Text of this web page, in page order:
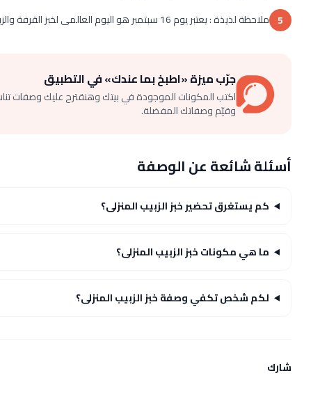
5 ملاحظة لذيذة : يعتبر يوم 16 سبتمبر هو اليوم العالمى لخبز القرفة والزبيب .
جرّب ميزة «اطبخ بما عندك» في التطبيق
اكتب المكونات الموجودة في بيتك وهنقترح عليك وصفات
وقيّم وصفاتك المفضلة.
أسئلة شائعة عن الوصفة
كم يستغرق تحضير خبز الزبيب المنزلى؟
ما هي مكونات خبز الزبيب المنزلى؟
لكم شخص تكفي وصفة خبز الزبيب المنزلى؟
شارك